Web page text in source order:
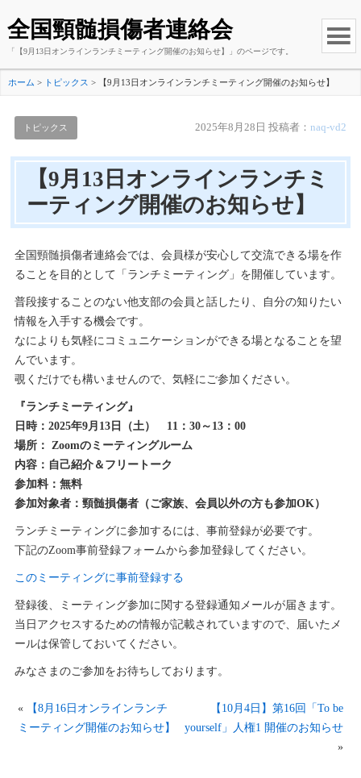
全国頸髄損傷者連絡会
「【9月13日オンラインランチミーティング開催のお知らせ】」のページです。
ホーム > トピックス > 【9月13日オンラインランチミーティング開催のお知らせ】
トピックス 2025年8月28日 投稿者：naq-vd2
【9月13日オンラインランチミ
ーティング開催のお知らせ】
全国頸髄損傷者連絡会では、会員様が安心して交流できる場を作
ることを目的として「ランチミーティング」を開催しています。
普段接することのない他支部の会員と話したり、自分の知りたい
情報を入手する機会です。
なによりも気軽にコミュニケーションができる場となることを望
んでいます。
覗くだけでも構いませんので、気軽にご参加ください。
『ランチミーティング』
日時：2025年9月13日（土） 11：30～13：00
場所： Zoomのミーティングルーム
内容：自己紹介＆フリートーク
参加料：無料
参加対象者：頸髄損傷者（ご家族、会員以外の方も参加OK）
ランチミーティングに参加するには、事前登録が必要です。
下記のZoom事前登録フォームから参加登録してください。
このミーティングに事前登録する
登録後、ミーティング参加に関する登録通知メールが届きます。
当日アクセスするための情報が記載されていますので、届いたメ
ールは保管しておいてください。
みなさまのご参加をお待ちしております。
«
【8月16日オンラインランチ
ミーティング開催のお知らせ】
【10月4日】第16回「To be
yourself」人権1 開催のお知らせ
»